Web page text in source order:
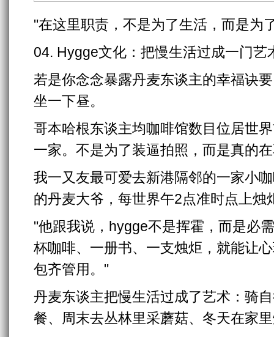
"在这里职责，不是为了生活，而是为
04. Hygge文化：把慢生活过成一门艺
若是你念念暴露丹麦东谈主的幸福诀
坐一下昼。
哥本哈根东谈主均咖啡馆数目位居世
一家。不是为了装逼拍照，而是真的
我一又友最可爱去新港隔邻的一家小
的丹麦大爷，每世界午2点准时点上烛
"他跟我说，hygge不是挥霍，而是必
杯咖啡、一册书、一支烛炬，就能让
包齐管用。"
丹麦东谈主把慢生活过成了艺术：骑
餐、周末去丛林里采蘑菇、冬天在家